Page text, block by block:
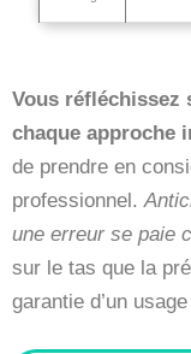
Vous réfléchissez
chaque approche
de prendre en
professionnel.
une erreur se paie
sur le tas que la
garantie d’un